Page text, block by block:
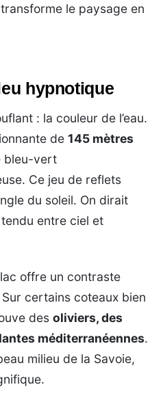
le paysage en
hypnotique
: la couleur de l’eau.
de 145 mètres
bleu-vert
Ce jeu de reflets
du soleil. On dirait
entre ciel et
offre un contraste
certains coteaux bien
des oliviers, des
méditerranéennes.
milieu de la Savoie,